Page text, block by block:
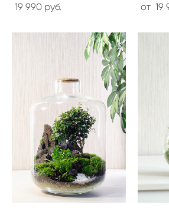
19 990 pуб.
от 19